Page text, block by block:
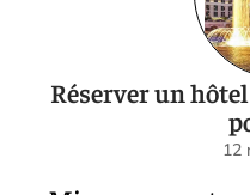
Réserver un
12